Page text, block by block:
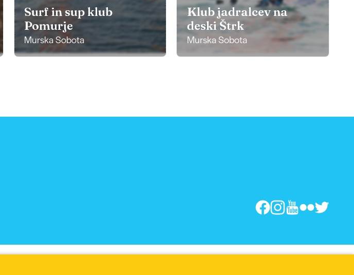
Surf in sup klub
Pomurje
Murska Sobota
Klub jadralcev na
deski Štrk
Murska Sobota